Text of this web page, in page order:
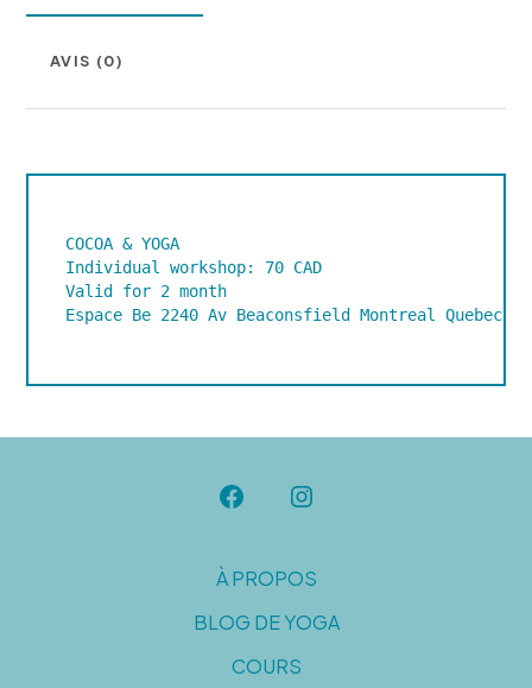
AVIS (0)
COCOA & YOGA
Espace Be 2240 Av Beaconsfield Montreal Quebec
Open
in
a
new
Open
in
a
new
À PROPOS
BLOG DE YOGA
COURS